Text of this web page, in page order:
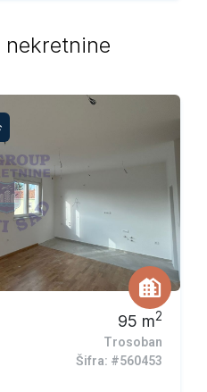
nekretnine
95 m2
Trosoban
Šifra: #560453